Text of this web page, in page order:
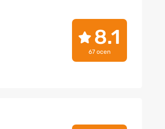
8.1
67 ocen